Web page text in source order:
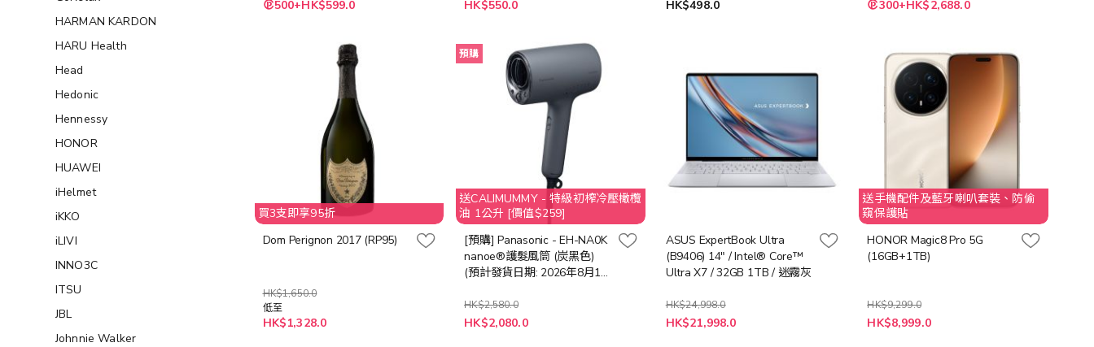
殊 500+HK$599.0
色] IP175 + US11
殊
HK$550.0 HK$498.0
殊 300+HK$2,688.0
買3支即享95折
Dom Perignon 2017 (RP95)
HK$1,650.0
低至
HK$1,328.0
預購
送CALIMUMMY - 特級初榨冷壓橄欖
油 1公升 [價值$259]
[預購] Panasonic - EH-NA0K
nanoe®護髮風筒 (炭黑色)
(預計發貨日期: 2026年8月18
HK$2,580.0
特
殊
HK$2,080.0
ASUS ExpertBook Ultra
(B9406) 14" / Intel® Core™
Ultra X7 / 32GB 1TB / 迷霧灰
HK$24,998.0
特
殊
HK$21,998.0
送手機配件及藍牙喇叭套裝、防偷
窺保護貼
HONOR Magic8 Pro 5G
(16GB+1TB)
HK$9,299.0
HK$8,999.0
HARMAN KARDON
HARU Health
Head
Hedonic
Hennessy
HONOR
HUAWEI
iHelmet
iKKO
iLIVI
INNO3C
ITSU
JBL
Johnnie Walker